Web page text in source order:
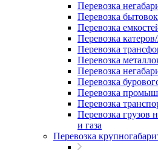
Перевозка
Перевозка бытовок
Перевозка
Перевозка
Перевозка
Перевозка
Перевозка
Перевозка
Перевозка
Перевозка
Перевозка грузов
и газа
Перевозка